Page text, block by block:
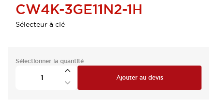
CW4K-3GE11N2-1H
Sélecteur à clé
Sélectionner la quantité
Ajouter au devis